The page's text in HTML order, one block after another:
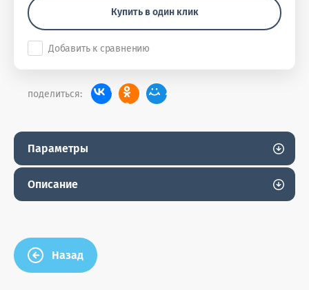
Купить в один клик
Добавить к сравнению
поделиться:
Параметры
Описание
Назад